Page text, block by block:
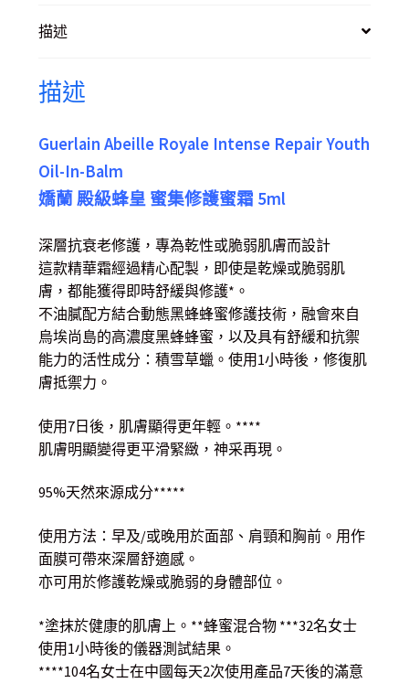
描述
描述
Guerlain Abeille Royale Intense Repair Youth
Oil-In-Balm
嬌蘭 殿級蜂皇 蜜集修護蜜霜 5ml
深層抗衰老修護，專為乾性或脆弱肌膚而設計
這款精華霜經過精心配製，即使是乾燥或脆弱肌
膚，都能獲得即時舒緩與修護*。
不油膩配方結合動態黑蜂蜂蜜修護技術，融會來自
烏埃尚島的高濃度黑蜂蜂蜜，以及具有舒緩和抗禦
能力的活性成分：積雪草蠟。使用1小時後，修復肌
膚抵禦力。
使用7日後，肌膚顯得更年輕。****
肌膚明顯變得更平滑緊緻，神采再現。
95%天然來源成分*****
使用方法：早及/或晚用於面部、肩頸和胸前。用作
面膜可帶來深層舒適感。
亦可用於修護乾燥或脆弱的身體部位。
*塗抹於健康的肌膚上。**蜂蜜混合物 ***32名女士
使用1小時後的儀器測試結果。
****104名女士在中國每天2次使用產品7天後的滿意